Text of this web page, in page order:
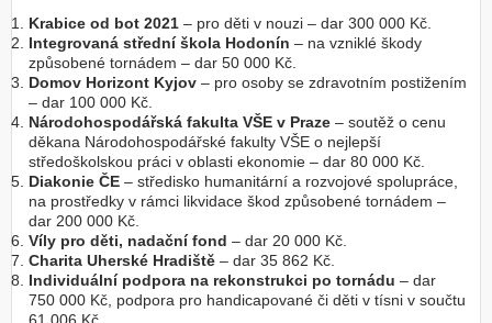
Krabice od bot 2021 – pro děti v nouzi – dar 300 000 Kč.
Integrovaná střední škola Hodonín – na vzniklé škody
způsobené tornádem – dar 50 000 Kč.
Domov Horizont Kyjov – pro osoby se zdravotním postižením
– dar 100 000 Kč.
Národohospodářská fakulta VŠE v Praze – soutěž o cenu
děkana Národohospodářské fakulty VŠE o nejlepší
středoškolskou práci v oblasti ekonomie – dar 80 000 Kč.
Diakonie ČE – středisko humanitární a rozvojové spolupráce,
na prostředky v rámci likvidace škod způsobené tornádem –
dar 200 000 Kč.
Víly pro děti, nadační fond – dar 20 000 Kč.
Charita Uherské Hradiště – dar 35 862 Kč.
Individuální podpora na rekonstrukci po tornádu – dar
750 000 Kč, podpora pro handicapované či děti v tísni v součtu